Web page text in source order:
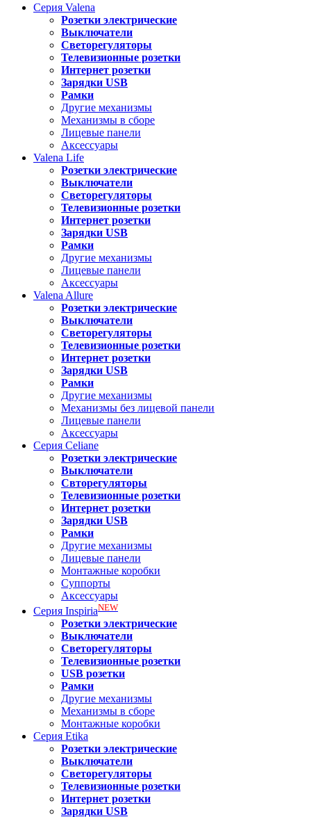
Серия Valena
Розетки электрические
Выключатели
Светорегуляторы
Телевизионные розетки
Интернет розетки
Зарядки USB
Рамки
Другие механизмы
Механизмы в сборе
Лицевые панели
Аксессуары
Valena Life
Розетки электрические
Выключатели
Светорегуляторы
Телевизионные розетки
Интернет розетки
Зарядки USB
Рамки
Другие механизмы
Лицевые панели
Аксессуары
Valena Allure
Розетки электрические
Выключатели
Светорегуляторы
Телевизионные розетки
Интернет розетки
Зарядки USB
Рамки
Другие механизмы
Механизмы без лицевой панели
Лицевые панели
Аксессуары
Серия Celiane
Розетки электрические
Выключатели
Свторегуляторы
Телевизионные розетки
Интернет розетки
Зарядки USB
Рамки
Другие механизмы
Лицевые панели
Монтажные коробки
Суппорты
Аксессуары
Серия InspiriaNEW
Розетки электрические
Выключатели
Светорегуляторы
Телевизионные розетки
USB розетки
Рамки
Другие механизмы
Механизмы в сборе
Монтажные коробки
Серия Etika
Розетки электрические
Выключатели
Светорегуляторы
Телевизионные розетки
Интернет розетки
Зарядки USB